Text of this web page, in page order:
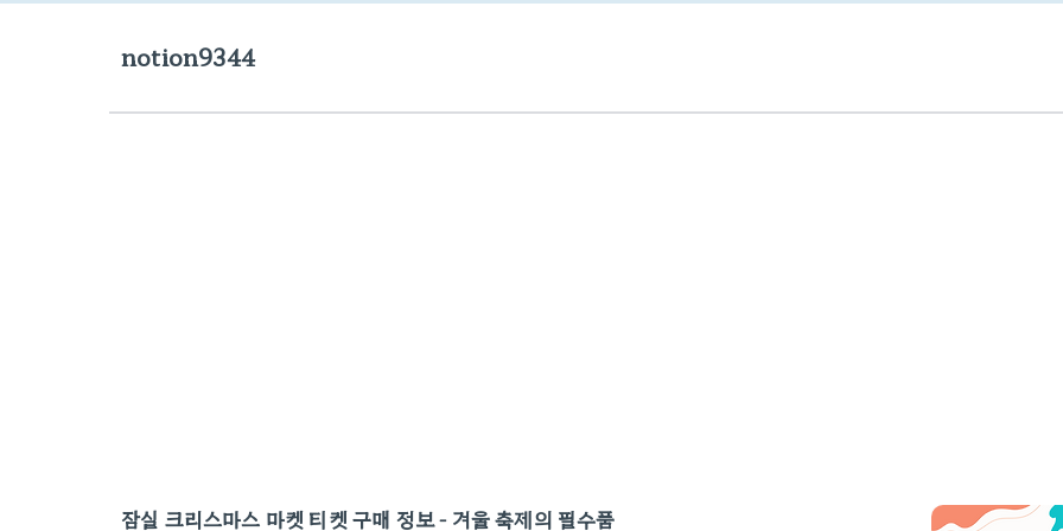
notion9344
잠실 크리스마스 마켓 티켓 구매 정보 - 겨울 축제의 필수품